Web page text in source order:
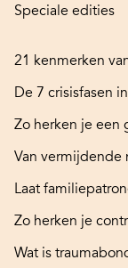
Speciale edities
21 kenmerken
De 7 crisisfasen
Zo herken je een
Van vermijdende
Laat
Zo herken je
Wat is